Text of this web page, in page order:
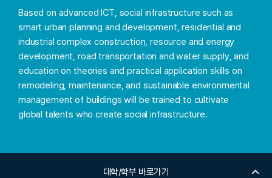
Based on advanced ICT, social infrastructure such as
smart urban planning and development, residential and
industrial complex construction, resource and energy
development, road transportation and water supply, and
education on theories and practical application skills on
remodeling, maintenance, and sustainable environmental
management of buildings will be trained to cultivate
global talents who create social infrastructure.
대학/학부 바로가기